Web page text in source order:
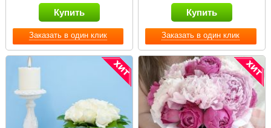
Заказать в один клик
Купить
Заказать в один клик
Купить